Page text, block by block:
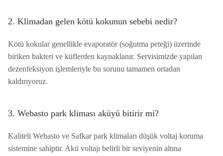
2. Klimadan gelen kötü kokunun sebebi nedir?
Kötü kokular genellikle evaporatör (soğutma peteği) üzerinde
biriken bakteri ve küflerden kaynaklanır. Servisimizde yapılan
dezenfeksiyon işlemleriyle bu sorunu tamamen ortadan
kaldırıyoruz.
3. Webasto park kliması aküyü bitirir mi?
Kaliteli Webasto ve Safkar park klimaları düşük voltaj koruma
sistemine sahiptir. Akü voltajı belirli bir seviyenin altına